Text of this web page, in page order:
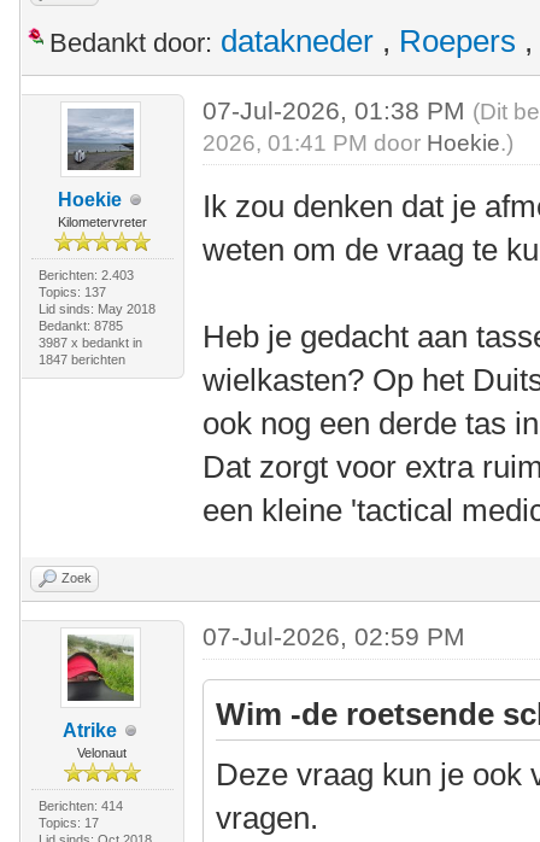
Bedankt door: datakneder , Roepers ,
Hoekie
Kilometervreter
Berichten: 2.403
Topics: 137
Lid sinds: May 2018
Bedankt: 8785
3987 x bedankt in
1847 berichten
07-Jul-2026, 01:38 PM (Dit
2026, 01:41 PM door Hoekie.)
Ik zou denken dat je
weten om de vraag te
Heb je gedacht aan
wielkasten? Op het
ook nog een derde tas
Dat zorgt voor extra
een kleine 'tactical
Zoek
Atrike
Velonaut
Berichten: 414
Topics: 17
07-Jul-2026, 02:59 PM
Wim -de roetsende
Deze vraag kun je ook
vragen.